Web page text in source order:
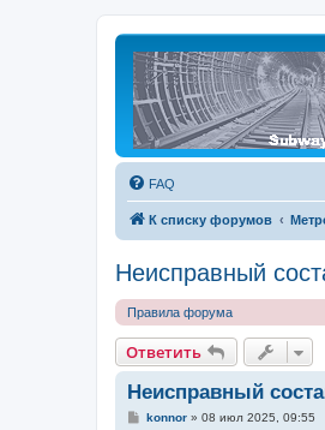
FAQ
К списку форумов
Неисправный
Правила форума
Ответить
Неисправный
Сkonnor» 08 июл 2025, 09:55